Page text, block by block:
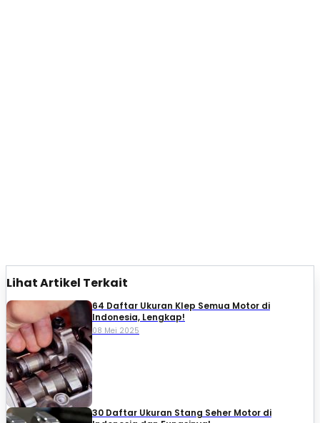
Lihat Artikel Terkait
64 Daftar Ukuran Klep Semua Motor di
Indonesia, Lengkap!
08 Mei 2025
30 Daftar Ukuran Stang Seher Motor di